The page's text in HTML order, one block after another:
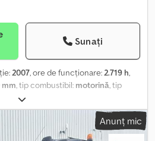
Sunați
2007, ore de funcționare:2.719 h,
mm, tip combustibil: motorină, tip
de construcție:
de motoare:Perkins, lățimea
1.200 mm
, starea
totală:2.590 mm
, lungime totală:
Anunț mic